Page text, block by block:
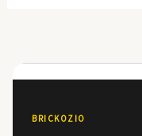
BRICKOZIO